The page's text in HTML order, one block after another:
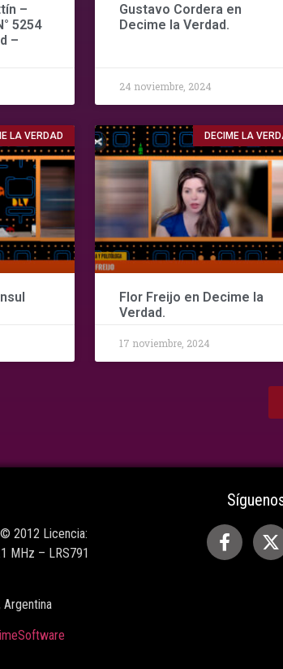
–
5254
–
Gustavo Cordera en
Decime la Verdad.
24 noviembre, 2024
LA VERDAD DECIME LA
Flor Freijo en Decime la
Verdad.
17 noviembre, 2024
© 2012 Licencia:
MHz – LRS791
Argentina